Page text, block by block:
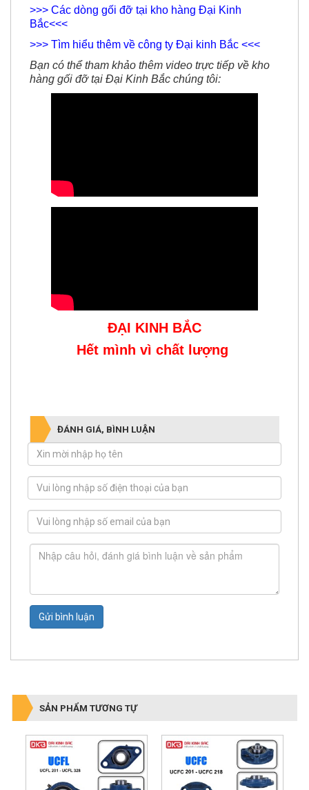
Xin chân thành cảm ơn!
>>> Các dòng gối đỡ tại kho hàng Đại Kinh
Bắc<<<
>>> Tìm hiểu thêm về công ty Đại kinh Bắc <<<
Bạn có thể tham khảo thêm video trực tiếp về kho
hàng gối đỡ tại Đại Kinh Bắc chúng tôi:
ĐẠI KINH BẮC
ĐÁNH GIÁ, BÌNH LUẬN